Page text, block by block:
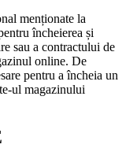
menționate la
încheierea și
sau a contractului de
online. De
pentru a încheia un
ul magazinului